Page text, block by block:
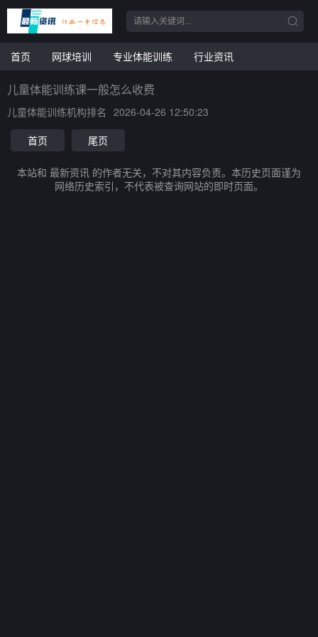
首页 网球培训 专业体能训练 行业资讯
儿童体能训练课一般怎么收费
儿童体能训练机构排名 2026-04-26 12:50:23
首页
尾页
本站和 最新资讯 的作者无关，不对其内容负责。本历史页面谨为
网络历史索引，不代表被查询网站的即时页面。